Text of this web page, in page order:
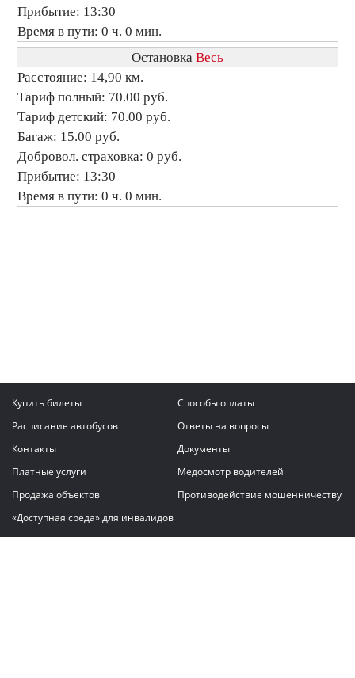
Прибытие: 13:30
Время в пути: 0 ч. 0 мин.
Остановка Весь
Расстояние: 14,90 км.
Тариф полный: 70.00 руб.
Тариф детский: 70.00 руб.
Багаж: 15.00 руб.
Добровол. страховка: 0 руб.
Прибытие: 13:30
Время в пути: 0 ч. 0 мин.
Купить билеты
Способы оплаты
Расписание автобусов
Ответы на вопросы
Контакты
Документы
Платные услуги
Медосмотр водителей
Продажа объектов
Противодействие мошенничеству
«Доступная среда» для инвалидов